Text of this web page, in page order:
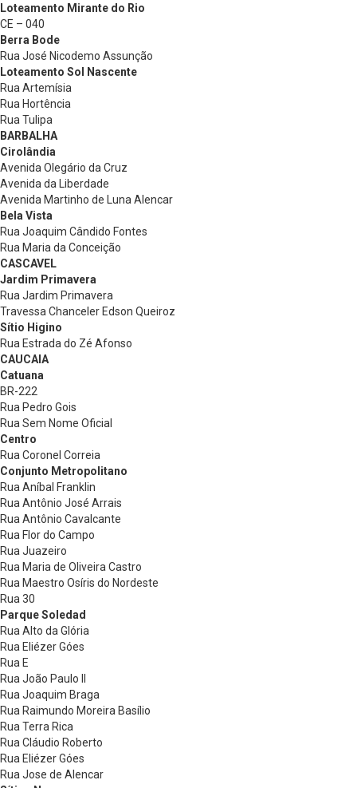
Loteamento Mirante do Rio
CE – 040
Berra Bode
Rua José Nicodemo Assunção
Loteamento Sol Nascente
Rua Artemísia
Rua Hortência
Rua Tulipa
BARBALHA
Cirolândia
Avenida Olegário da Cruz
Avenida da Liberdade
Avenida Martinho de Luna Alencar
Bela Vista
Rua Joaquim Cândido Fontes
Rua Maria da Conceição
CASCAVEL
Jardim Primavera
Rua Jardim Primavera
Travessa Chanceler Edson Queiroz
Sítio Higino
Rua Estrada do Zé Afonso
CAUCAIA
Catuana
BR-222
Rua Pedro Gois
Rua Sem Nome Oficial
Centro
Rua Coronel Correia
Conjunto Metropolitano
Rua Aníbal Franklin
Rua Antônio José Arrais
Rua Antônio Cavalcante
Rua Flor do Campo
Rua Juazeiro
Rua Maria de Oliveira Castro
Rua Maestro Osíris do Nordeste
Rua 30
Parque Soledad
Rua Alto da Glória
Rua Eliézer Góes
Rua E
Rua João Paulo II
Rua Joaquim Braga
Rua Raimundo Moreira Basílio
Rua Terra Rica
Rua Cláudio Roberto
Rua Eliézer Góes
Rua Jose de Alencar